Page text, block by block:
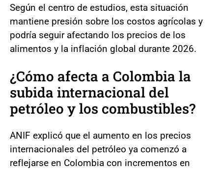
Según el centro de estudios, esta situación
mantiene presión sobre los costos agrícolas y
podría seguir afectando los precios de los
alimentos y la inflación global durante 2026.
¿Cómo afecta a Colombia la
subida internacional del
petróleo y los combustibles?
ANIF explicó que el aumento en los precios
internacionales del petróleo ya comenzó a
reflejarse en Colombia con incrementos en